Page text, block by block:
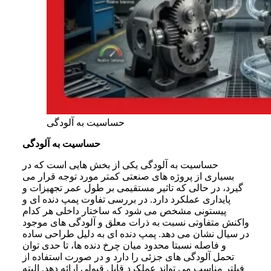
حساسیت به آلودگی
حساسیت به آلودگی
حساسیت به آلودگی یکی از بخش هایی است که در
بسیاری از پروژه های صنعتی کمتر مورد توجه قرار می
گیرد، در حالی که تاثیر مستقیمی بر طول عمر تجهیزات و
پایداری عملکرد دارد. در بررسی تفاوت پمپ دنده ای و
پیستونی مشخص می شود که ساختار داخلی هر کدام
واکنش متفاوتی نسبت به ذرات معلق و آلودگی های موجود
در سیال نشان می دهد. پمپ دنده ای به دلیل طراحی ساده
و فاصله نسبتا محدود میان چرخ دنده ها، تا حدی توان
تحمل آلودگی های جزئی را دارد و در صورت استفاده از
فیلتر مناسب می تواند عملکرد قابل قبولی ارائه دهد. البته